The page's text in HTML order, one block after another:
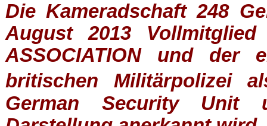
Die Kameradschaft 248
August 2013
ASSOCIATIONund der
britischen
Militärpolizei
German Security Unit